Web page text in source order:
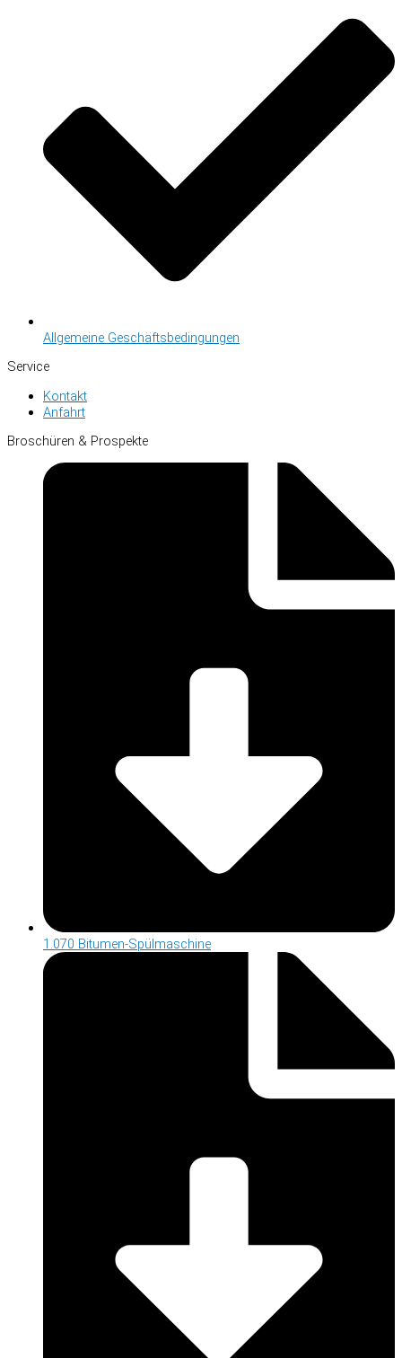
Allgemeine Geschäftsbedingungen
Service
Kontakt
Anfahrt
Broschüren & Prospekte
1.070 Bitumen-Spülmaschine